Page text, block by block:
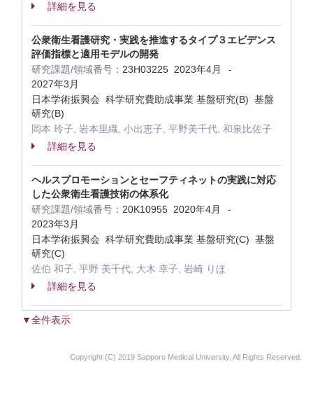
詳細を見る
公衆衛生看護研究・実践を推進するタイプ３エビデンス
評価指標と適用モデルの開発
研究課題/領域番号： 23H03225 2023年4月 -
2027年3月
日本学術振興会 科学研究費助成事業 基盤研究(B) 基盤
研究(B)
岡本 玲子, 岩本里織, 小出恵子, 平野美千代, 和泉比佐子
詳細を見る
ヘルスプロモーションとセーフティネットの実践に対応
した公衆衛生看護技術の体系化
研究課題/領域番号： 20K10955 2020年4月 -
2023年3月
日本学術振興会 科学研究費助成事業 基盤研究(C) 基盤
研究(C)
佐伯 和子, 平野 美千代, 大木 幸子, 岩崎 りほ
詳細を見る
▼全件表示
Copyright (C) 2019 Sapporo Medical University, All Rights Reserved.